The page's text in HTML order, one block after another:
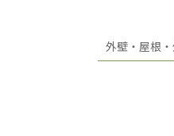
外壁・屋根